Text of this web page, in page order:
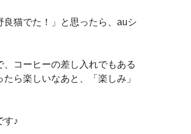
猫でた！」と思ったら、auシ
、コーヒーの差し入れでもある
ら楽しいなあと、「楽しみ」
す♪